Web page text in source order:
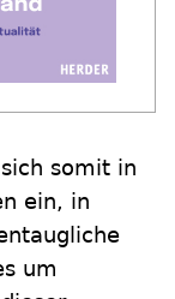
somit in
ein, in
um